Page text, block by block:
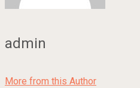
admin
More from this Author